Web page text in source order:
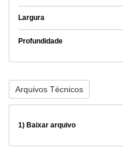
Largura
Profundidade
Arquivos Técnicos
1) Baixar arquivo